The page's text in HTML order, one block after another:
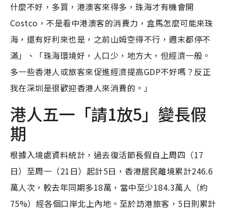
什麼不好，多買，港澳客來得多，珠海才有機會開
Costco，不是看中港澳客的消費力，盒馬怎麼可能來珠
海，還有好利來也是，之前山姆空得不行，週末都停不
滿」、「珠海環境好，人口少，地方大，但經濟一般。
多一些香港人或旅客來促進經濟提高GDP不好嗎？反正
我在深圳是很歡迎香港人來消費的。」
港人五一「請1放5」變長假
期
根據入境處資料統計，過去復活節長假自上周四（17
日）至周一（21日）起計5日，香港居民離境累計246.6
萬人次，較去年同期多18萬，當中至少184.3萬人（約
75%）經各個口岸北上內地。至於訪港旅客，5日則累計